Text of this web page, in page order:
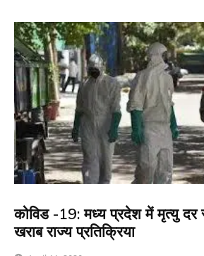
कोविड -19: मध्य प्रदेश में मृत्यु
खराब राज्य प्रतिक्रिया